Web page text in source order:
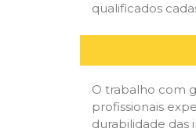
qualificados
O trabalho com
profissionais
durabilidade das